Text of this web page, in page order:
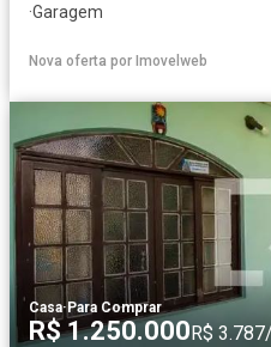
·Garagem
Nova oferta por Imovelweb
Casa·Para Comprar
R$ 1.250.000R$